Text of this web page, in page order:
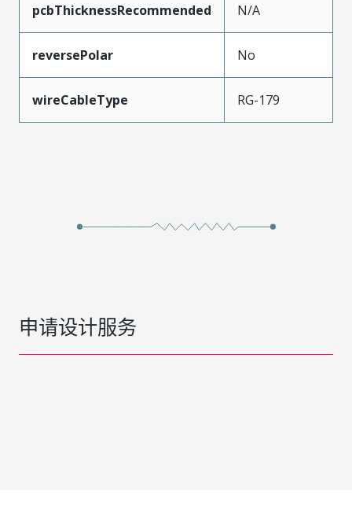
pcbThicknessRecommended N/A
reversePolar No
wireCableType RG-179
申请设计服务